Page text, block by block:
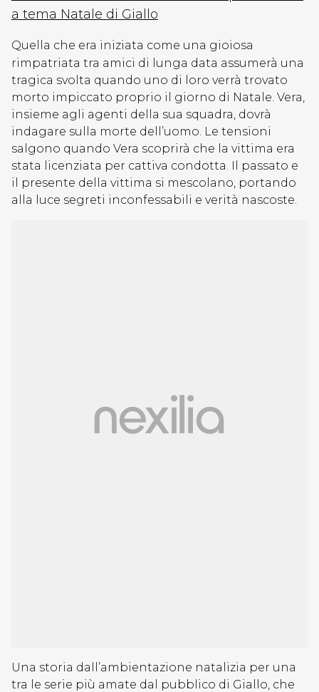
a tema Natale di Giallo
Quella che era iniziata come una gioiosa
rimpatriata tra amici di lunga data assumerà una
tragica svolta quando uno di loro verrà trovato
morto impiccato proprio il giorno di Natale. Vera,
insieme agli agenti della sua squadra, dovrà
indagare sulla morte dell’uomo. Le tensioni
salgono quando Vera scoprirà che la vittima era
stata licenziata per cattiva condotta. Il passato e
il presente della vittima si mescolano, portando
alla luce segreti inconfessabili e verità nascoste.
Una storia dall’ambientazione natalizia per una
tra le serie più amate dal pubblico di Giallo, che